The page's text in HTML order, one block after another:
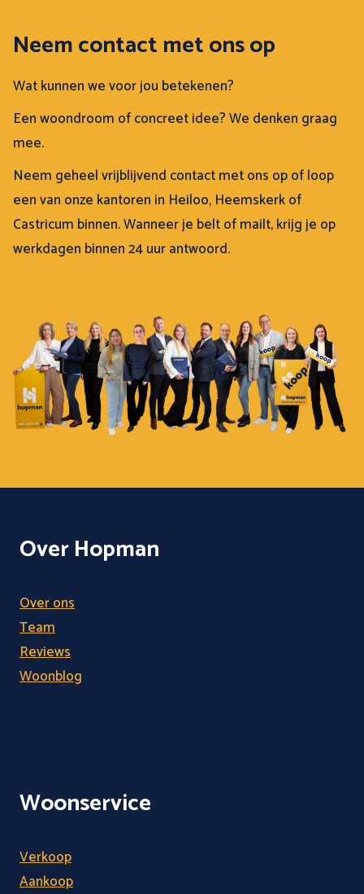
Neem contact met ons op
Wat kunnen we voor jou betekenen?
Een woondroom of concreet idee? We denken graag
mee.
Neem geheel vrijblijvend contact met ons op of loop
een van onze kantoren in Heiloo, Heemskerk of
Castricum binnen. Wanneer je belt of mailt, krijg je op
werkdagen binnen 24 uur antwoord.
Over Hopman
Over ons
Team
Reviews
Woonblog
Woonservice
Verkoop
Aankoop